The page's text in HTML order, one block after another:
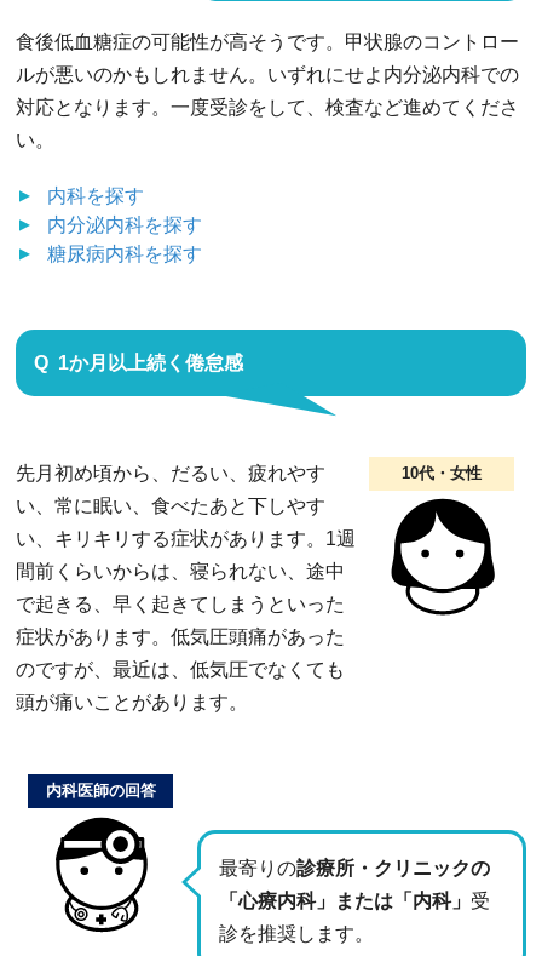
食後低血糖症の可能性が高そうです。甲状腺のコントロー
ルが悪いのかもしれません。いずれにせよ内分泌内科での
対応となります。一度受診をして、検査など進めてくださ
い。
内科を探す
内分泌内科を探す
糖尿病内科を探す
1か月以上続く倦怠感
10代・女性
先月初め頃から、だるい、疲れやす
い、常に眠い、食べたあと下しやす
い、キリキリする症状があります。1週
間前くらいからは、寝られない、途中
で起きる、早く起きてしまうといった
症状があります。低気圧頭痛があった
のですが、最近は、低気圧でなくても
頭が痛いことがあります。
最寄りの診療所・クリニックの
「心療内科」または「内科」 受
診を推奨します。
内科医師の回答